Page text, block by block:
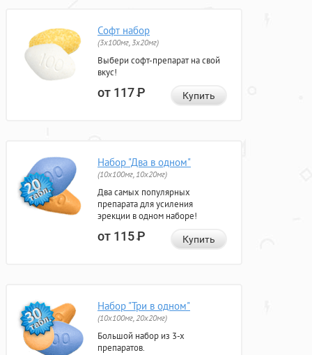
Софт набор
(3x100мг, 3x20мг)
Выбери софт-препарат на свой
вкус!
от 117Р Купить
Набор "Два в одном"
(10x100мг, 10x20мг)
Два самых популярных
препарата для усиления
эрекции в одном наборе!
от 115Р Купить
Набор "Три в одном"
(10x100мг, 20x20мг)
Большой набор из 3-х
препаратов.